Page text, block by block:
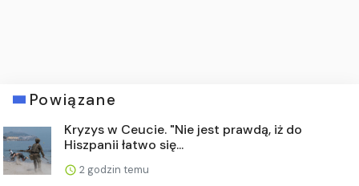
Powiązane
Kryzys w Ceucie. "Nie jest prawdą, iż do
Hiszpanii łatwo się...
2 godzin temu